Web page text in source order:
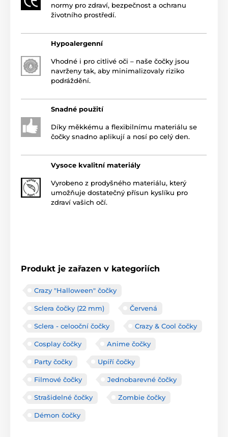
normy pro zdraví, bezpečnost a ochranu
životního prostředí.
Hypoalergenní
Vhodné i pro citlivé oči – naše čočky jsou
navrženy tak, aby minimalizovaly riziko
podráždění.
Snadné použití
Díky měkkému a flexibilnímu materiálu se
čočky snadno aplikují a nosí po celý den.
Vysoce kvalitní materiály
Vyrobeno z prodyšného materiálu, který
umožňuje dostatečný přísun kyslíku pro
zdraví vašich očí.
Produkt je zařazen v kategoriích
Crazy "Halloween" čočky
Sclera čočky (22 mm) Červená
Sclera - celooční čočky Crazy & Cool čočky
Cosplay čočky Anime čočky
Party čočky Upíří čočky
Filmové čočky Jednobarevné čočky
Strašidelné čočky Zombie čočky
Démon čočky